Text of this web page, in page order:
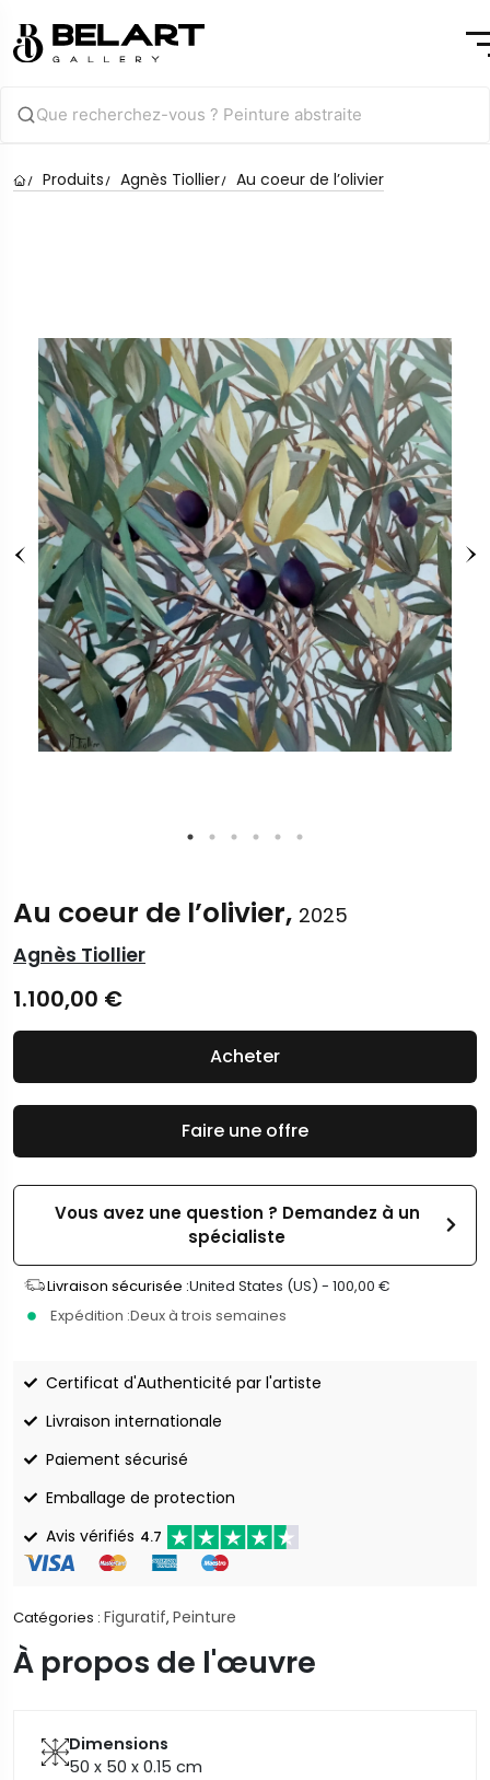
Produits Agnès Tiollier Au coeur de l’olivier
Au coeur de l’olivier, 2025
Agnès Tiollier
1.100,00 €
Faire une offre
Vous avez une question ? Demandez à un
spécialiste
Livraison sécurisée :United States (US) - 100,00 €
Expédition :Deux à trois semaines
Certificat d'Authenticité par l'artiste
Livraison internationale
Paiement sécurisé
Emballage de protection
Avis vérifiés 4.7
Catégories : Figuratif, Peinture
Acheter
À propos de l'œuvre
Dimensions
50 x 50 x 0.15 cm